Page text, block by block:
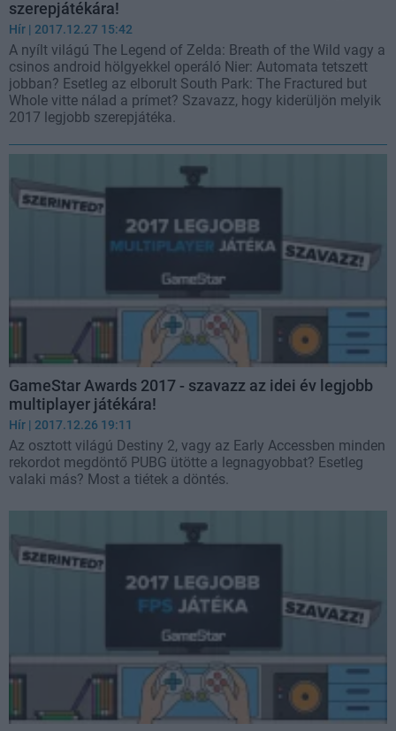
szerepjátékára!
Hír | 2017.12.27 15:42
A nyílt világú The Legend of Zelda: Breath of the Wild vagy a
csinos android hölgyekkel operáló Nier: Automata tetszett
jobban? Esetleg az elborult South Park: The Fractured but
Whole vitte nálad a prímet? Szavazz, hogy kiderüljön melyik
2017 legjobb szerepjátéka.
GameStar Awards 2017 - szavazz az idei év legjobb
multiplayer játékára!
Hír | 2017.12.26 19:11
Az osztott világú Destiny 2, vagy az Early Accessben minden
rekordot megdöntő PUBG ütötte a legnagyobbat? Esetleg
valaki más? Most a tiétek a döntés.